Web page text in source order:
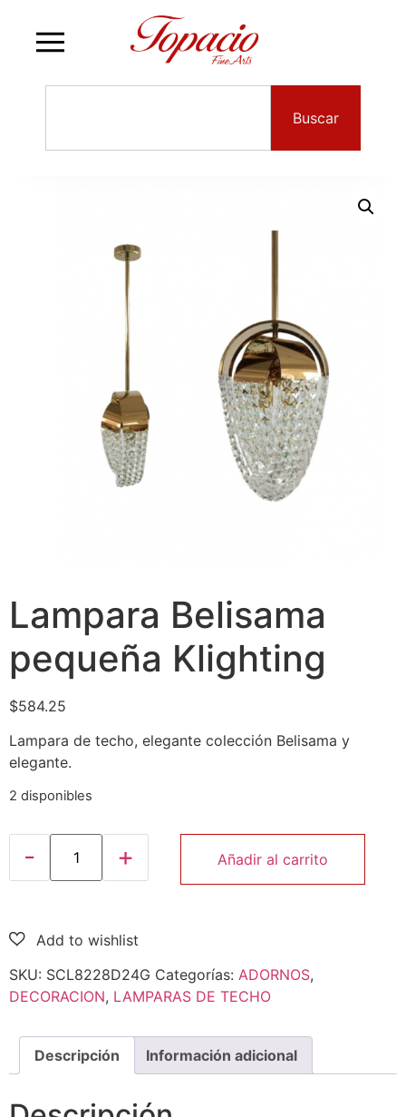
Buscar
Lampara Belisama
pequeña Klighting
$584.25
Lampara de techo, elegante colección Belisama y
elegante.
2 disponibles
Añadir al carrito
SKU: SCL8228D24G Categorías: ADORNOS,
DECORACION, LAMPARAS DE TECHO
Descripción Información adicional